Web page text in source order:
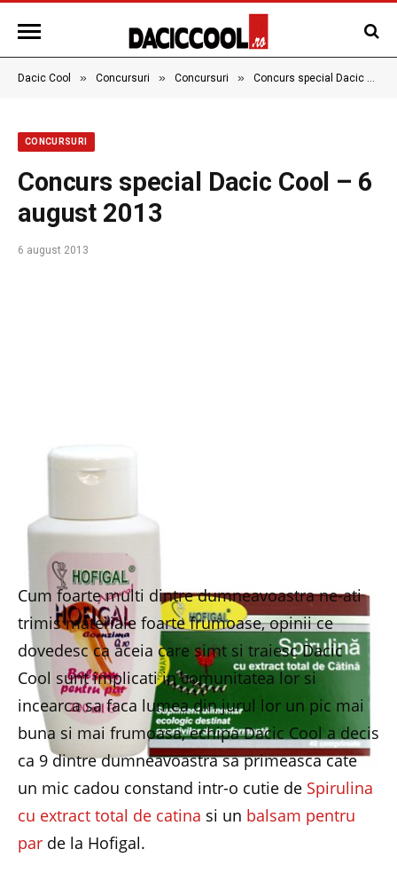
Dacic Cool » Concursuri » Concursuri » Concurs special Dacic Cool – 6 august 2013
CONCURSURI
Concurs special Dacic Cool – 6
august 2013
6 august 2013
Cum foarte multi dintre dumneavoastra ne-ati
trimis materiale foarte frumoase, opinii ce
dovedesc ca aceia care simt si traiesc Dacic
Cool sunt implicati in comunitatea lor si
incearca sa faca lumea din jurul lor un pic mai
buna si mai frumoasa, echipa Dacic Cool a decis
ca 9 dintre dumneavoastra sa primeasca cate
un mic cadou constand intr-o cutie de Spirulina
cu extract total de catina si un balsam pentru
par de la Hofigal.